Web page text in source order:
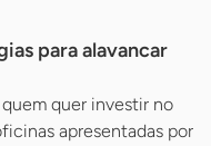
para alavancar
quer investir no
apresentadas por